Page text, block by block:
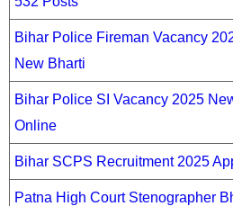
Bihar Police Fireman Vacancy
New Bharti
Bihar Police SI Vacancy 2025
Online
Bihar SCPS Recruitment 2025
Patna High Court Stenographer